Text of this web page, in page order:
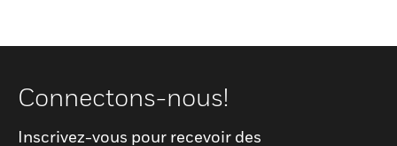
Connectons-nous!
Inscrivez-vous pour recevoir des